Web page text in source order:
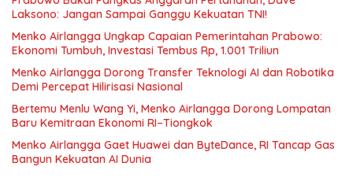
Laksono: Jangan Sampai Ganggu Kekuatan TNI!
Menko Airlangga Ungkap Capaian Pemerintahan Prabowo:
Ekonomi Tumbuh, Investasi Tembus Rp, 1.001 Triliun
Menko Airlangga Dorong Transfer Teknologi AI dan Robotika
Demi Percepat Hilirisasi Nasional
Bertemu Menlu Wang Yi, Menko Airlangga Dorong Lompatan
Baru Kemitraan Ekonomi RI–Tiongkok
Menko Airlangga Gaet Huawei dan ByteDance, RI Tancap Gas
Bangun Kekuatan AI Dunia